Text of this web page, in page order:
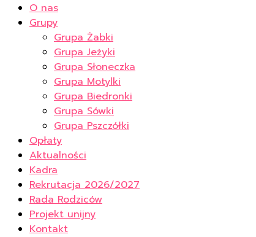
O nas
Grupy
Grupa Żabki
Grupa Jeżyki
Grupa Słoneczka
Grupa Motylki
Grupa Biedronki
Grupa Sówki
Grupa Pszczółki
Opłaty
Aktualności
Kadra
Rekrutacja 2026/2027
Rada Rodziców
Projekt unijny
Kontakt